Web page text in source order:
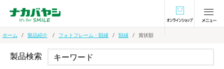
オンラインショ
ホーム 製品紹介 フォトフレーム・額縁 額縁 賞状額
製品検索